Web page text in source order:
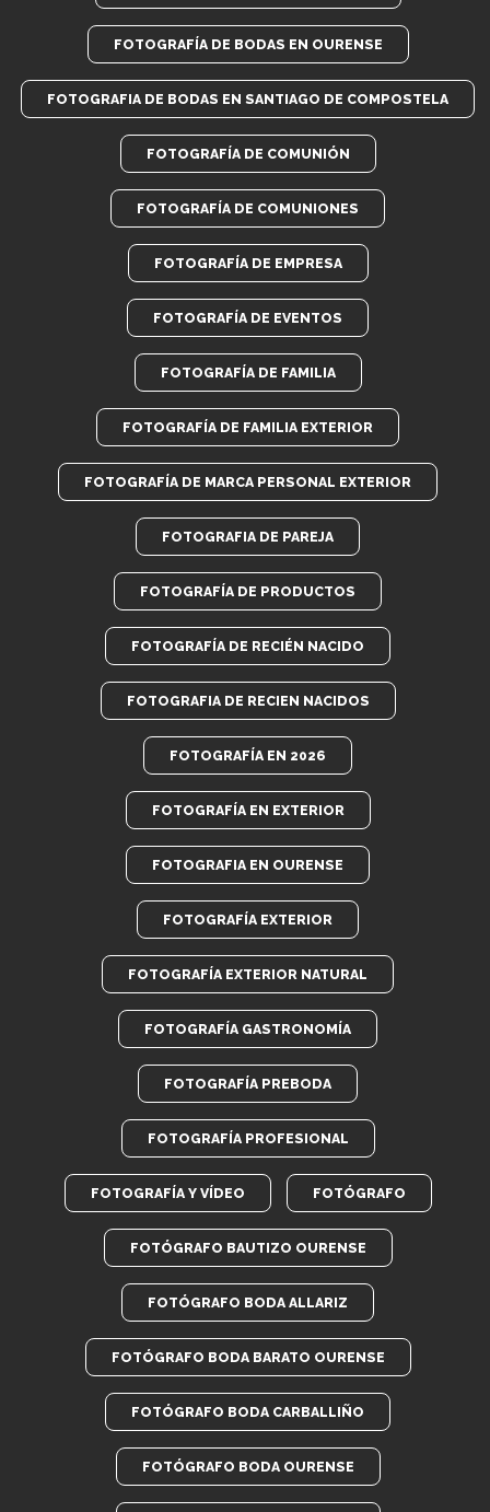
FOTOGRAFÍA DE BODAS EN OURENSE
FOTOGRAFIA DE BODAS EN SANTIAGO DE COMPOSTELA
FOTOGRAFÍA DE COMUNIÓN
FOTOGRAFÍA DE COMUNIONES
FOTOGRAFÍA DE EMPRESA
FOTOGRAFÍA DE EVENTOS
FOTOGRAFÍA DE FAMILIA
FOTOGRAFÍA DE FAMILIA EXTERIOR
FOTOGRAFÍA DE MARCA PERSONAL EXTERIOR
FOTOGRAFIA DE PAREJA
FOTOGRAFÍA DE PRODUCTOS
FOTOGRAFÍA DE RECIÉN NACIDO
FOTOGRAFIA DE RECIEN NACIDOS
FOTOGRAFÍA EN 2026
FOTOGRAFÍA EN EXTERIOR
FOTOGRAFIA EN OURENSE
FOTOGRAFÍA EXTERIOR
FOTOGRAFÍA EXTERIOR NATURAL
FOTOGRAFÍA GASTRONOMÍA
FOTOGRAFÍA PREBODA
FOTOGRAFÍA PROFESIONAL
FOTOGRAFÍA Y VÍDEO FOTÓGRAFO
FOTÓGRAFO BAUTIZO OURENSE
FOTÓGRAFO BODA ALLARIZ
FOTÓGRAFO BODA BARATO OURENSE
FOTÓGRAFO BODA CARBALLIÑO
FOTÓGRAFO BODA OURENSE